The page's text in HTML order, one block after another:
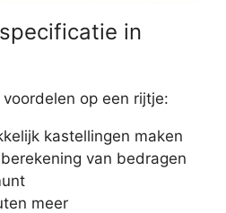
in
op een rijtje:
kastellingen maken
van bedragen
meer